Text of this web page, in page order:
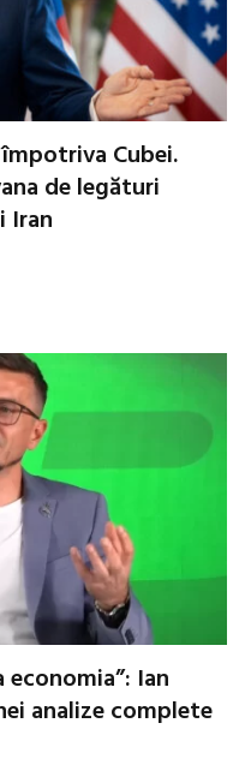
Cubei.
de legături
Iran
Ian
analize complete